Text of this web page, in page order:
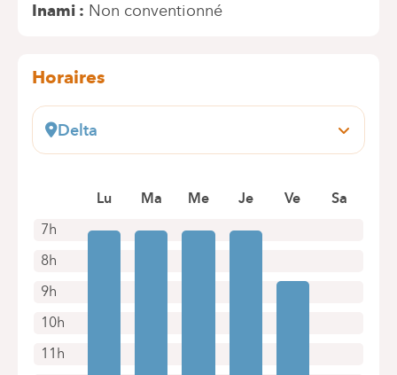
Inami
Non conventionné
Horaires
Delta
Boulevard du Triomphe, 201
+32 2 434 81 07
Rendez-vous uniquement par téléphone
7h
8h
9h
10h
11h
Lu Ma Me Je Ve Sa